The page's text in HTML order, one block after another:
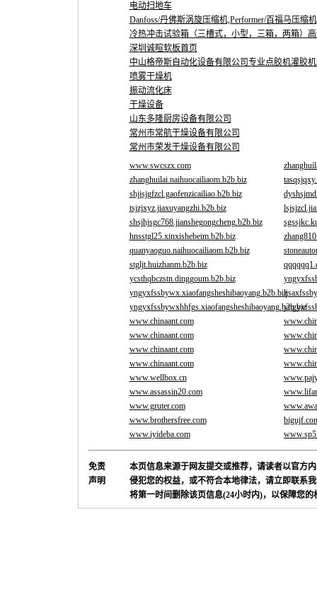
电动扫地车
Danfoss/丹佛斯涡旋压缩机,Performer/百福马压缩
冷热冲击试验箱（三槽式，小型，三箱，两箱）
深圳诚暄软板首页
中山格帝斯自动化设备有限公司专业点胶机灌胶
喷雾干燥机
振动流化床
干燥设备
山东多隆厨房设备有限公司
常州市常航干燥设备有限公司
常州市荣发干燥设备有限公司
www.swcszx.com
zhanghuilai.naihuocailiaom.b2b.biz
shjjsjgfzcl.gaofenzicailiao.b2b.biz
tsjzjxyz.jiaxuyangzhi.b2b.biz
shsjhjsgc768.jianshegongcheng.b2b.biz
hnsstgl25.xinxishebeim.b2b.biz
quanyaoguo.naihuocailiaom.b2b.biz
stgljt.huizhanm.b2b.biz
ycsthqbczstn.dinggoum.b2b.biz
yngyxfssbywx.xiaofangsheshibaoyang.b2b.biz
yngyxfssbywxhhfgs.xiaofangsheshibaoyang.b2b.biz
www.chinaant.com
www.chinaant.com
www.chinaant.com
www.chinaant.com
www.wellbox.cn
www.assassin20.com
www.gruter.com
www.brothersfree.com
www.iyideba.com
免责
声明
本页信息来源于网友提交或推荐，请读者以官方
侵犯您的权益，或不符合本地律法，请立即联系
将第一时间删除该页信息(24小时内)，以保障您的